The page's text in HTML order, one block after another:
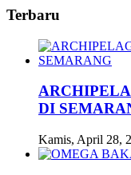
Terbaru
DI
Kamis, April 28,